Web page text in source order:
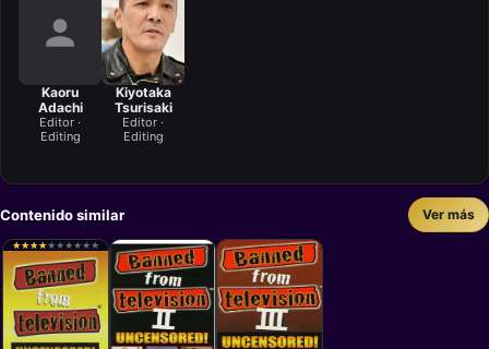
Kaoru
Adachi
Editor ·
Editing
Kiyotaka
Tsurisaki
Editor ·
Editing
Contenido similar Ver más
★
★★
★★
★★
★★
★ ★
★ ★
★ ★
★ ★
★ ★
★